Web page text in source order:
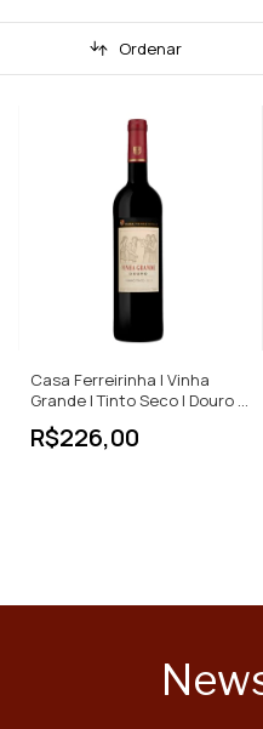
Ordenar
Casa Ferreirinha | Vinha
Grande | Tinto Seco | Douro |
R$226,00